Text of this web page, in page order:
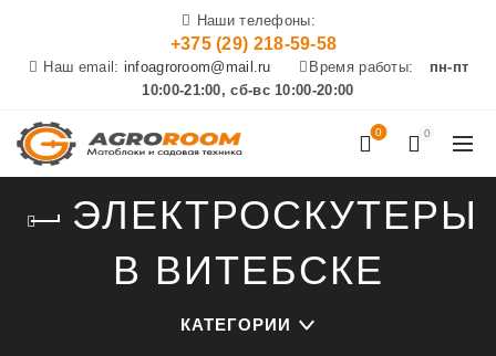
Наши телефоны:
+375 (29) 218-59-58
Наш email: infoagroroom@mail.ru Время работы:
пн-пт
10:00-21:00, сб-вс 10:00-20:00
0 0
ЭЛЕКТРОСКУТЕРЫ
В ВИТЕБСКЕ
КАТЕГОРИИ